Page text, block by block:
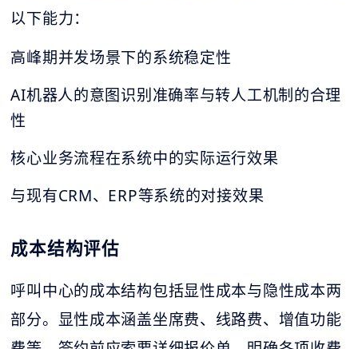
以下能力：
高峰期并发场景下的系统稳定性
AI机器人的意图识别准确率与转人工机制的合理
性
核心业务流程在系统中的实际运行效果
与现有CRM、ERP等系统的对接效果
成本结构评估
呼叫中心的成本结构包括显性成本与隐性成本两
部分。显性成本涵盖坐席费、线路费、增值功能